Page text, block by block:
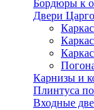
Бордюры к
Двери
Карнизы и
Плинтуса
Входные